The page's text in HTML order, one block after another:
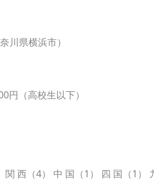
川県横浜市）
（高校生以下）
西（4） 中 国（1） 四 国（1）